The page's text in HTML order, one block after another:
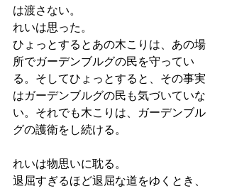
は渡さない。
れいは思った。
ひょっとするとあの木こりは、あの場
所でガーデンブルグの民を守ってい
る。そしてひょっとすると、その事実
はガーデンブルグの民も気づいていな
い。それでも木こりは、ガーデンブル
グの護衛をし続ける。
れいは物思いに耽る。
退屈すぎるほど退屈な道をゆくとき、